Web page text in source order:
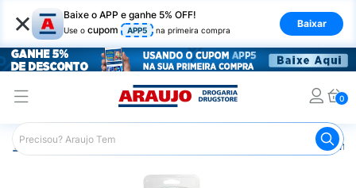
× Baixe o APP e ganhe 5% OFF!
Use o cupom APP5 na primeira compra
Baixar
0
Araujo Mercado